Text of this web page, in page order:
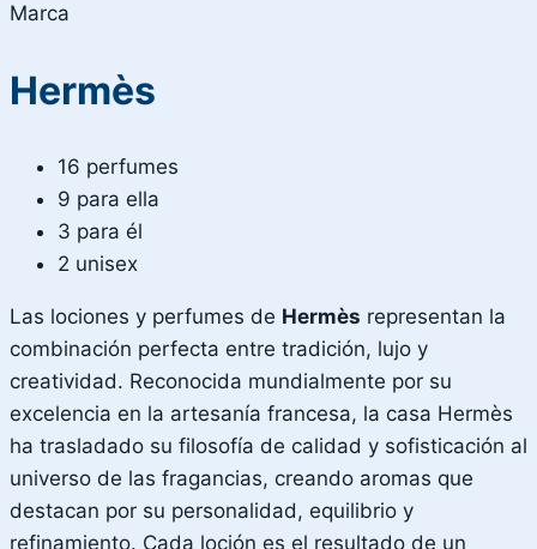
Marca
Hermès
16 perfumes
9 para ella
3 para él
2 unisex
Las lociones y perfumes de Hermès representan la
combinación perfecta entre tradición, lujo y
creatividad. Reconocida mundialmente por su
excelencia en la artesanía francesa, la casa Hermès
ha trasladado su filosofía de calidad y sofisticación al
universo de las fragancias, creando aromas que
destacan por su personalidad, equilibrio y
refinamiento. Cada loción es el resultado de un